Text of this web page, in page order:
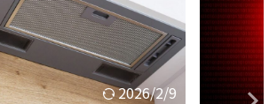
2026/2/9